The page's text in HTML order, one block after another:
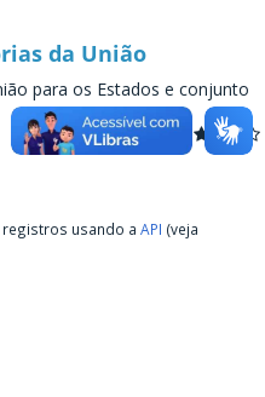
da União
para os Estados e conjunto
usando a API (veja